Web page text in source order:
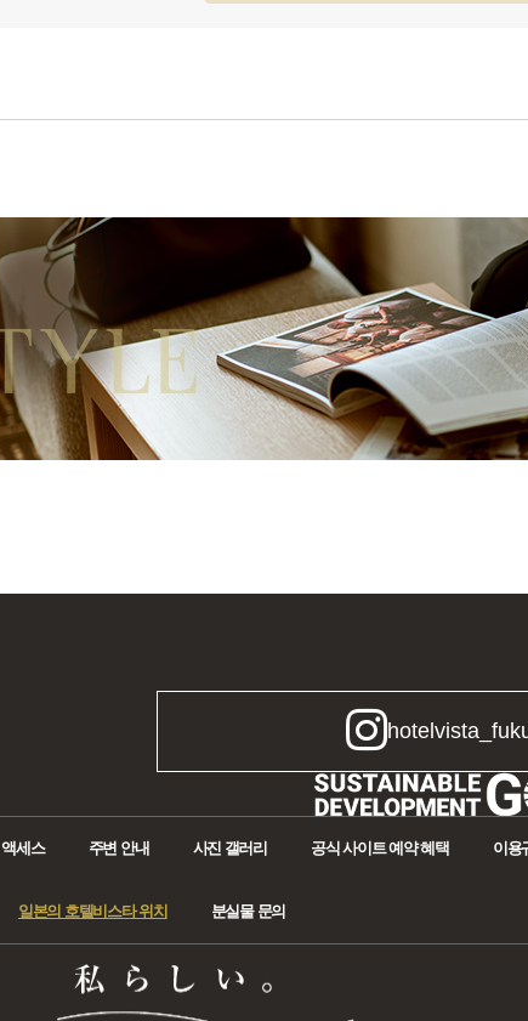
액세스 주변 안내 사진 갤러리 공식 사이트 예약 혜택 이용
일본의 호텔비스타 위치 분실물 문의